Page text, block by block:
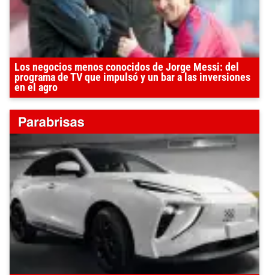
Los negocios menos conocidos de Jorge Messi: del
programa de TV que impulsó y un bar a las inversiones
en el agro